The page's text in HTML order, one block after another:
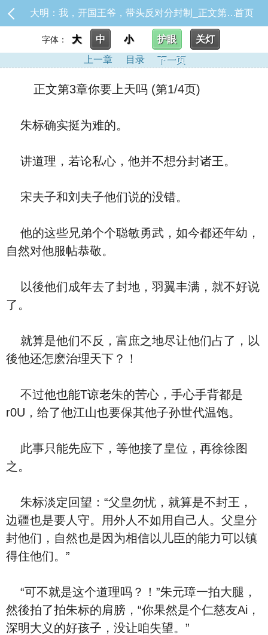
大明：我，开国王爷，带头反对分封制_正文第3章你要上天吗首页
字体： 大 中 小 护眼
关灯
上一章
目录 下一页
正文第3章你要上天吗 (第1/4页)
朱标确实挺为难的。
讲道理，若论私心，他并不想分封诸王。
宋夫子和刘夫子他们说的没错。
他的这些兄弟个个聪敏勇武，如今都还年幼，
自然对他服帖恭敬。
以後他们成年去了封地，羽翼丰满，就不好说
了。
就算是他们不反，富庶之地尽让他们占了，以
後他还怎麽治理天下？！
不过他也能T谅老朱的苦心，手心手背都是
r0U，给了他江山也要保其他子孙世代温饱。
此事只能先应下，等他接了皇位，再徐徐图
之。
朱标淡定回望：“父皇勿忧，就算是不封王，
边疆也是要人守。用外人不如用自己人。父皇分
封他们，自然也是因为相信以儿臣的能力可以镇
得住他们。”
“可不就是这个道理吗？！”朱元璋一拍大腿，
然後拍了拍朱标的肩膀，“你果然是个仁慈友Ai，
深明大义的好孩子，没让咱失望。”